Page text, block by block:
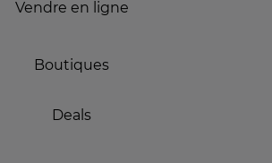
Vendre en ligne
Boutiques
Deals